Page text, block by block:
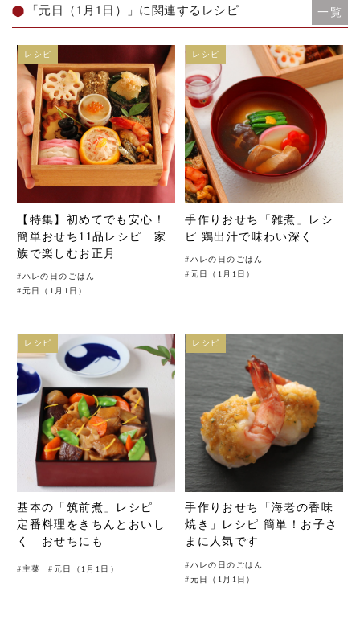
「元日（1月1日）」に関連するレシピ 一覧
【特集】初めてでも安心！
簡単おせち11品レシピ 家
族で楽しむお正月
#ハレの日のごはん
#元日（1月1日）
レシピ
手作りおせち「雑煮」レシ
ピ 鶏出汁で味わい深く
#ハレの日のごはん
#元日（1月1日）
レシピ
基本の「筑前煮」レシピ
定番料理をきちんとおいし
く おせちにも
# 主菜 #元日（1月1日）
レシピ
手作りおせち「海老の香味
焼き」レシピ 簡単！お子さ
まに人気です
#ハレの日のごはん
#元日（1月1日）
レシピ